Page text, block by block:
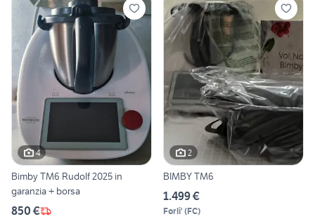
4
Bimby TM6 Rudolf 2025 in
garanzia + borsa
850 €
2
BIMBY TM6
1.499 €
Forli' (FC)